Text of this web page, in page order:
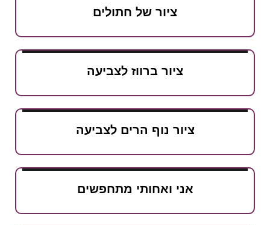
ציור של חתולים
ציור ברווז לצביעה
ציור נוף הרים לצביעה
אני ואחותי מתחפשים